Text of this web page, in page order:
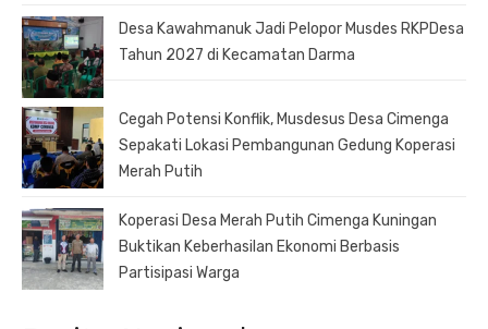
Desa Kawahmanuk Jadi Pelopor Musdes RKPDesa
Tahun 2027 di Kecamatan Darma
Cegah Potensi Konflik, Musdesus Desa Cimenga
Sepakati Lokasi Pembangunan Gedung Koperasi
Merah Putih
Koperasi Desa Merah Putih Cimenga Kuningan
Buktikan Keberhasilan Ekonomi Berbasis
Partisipasi Warga